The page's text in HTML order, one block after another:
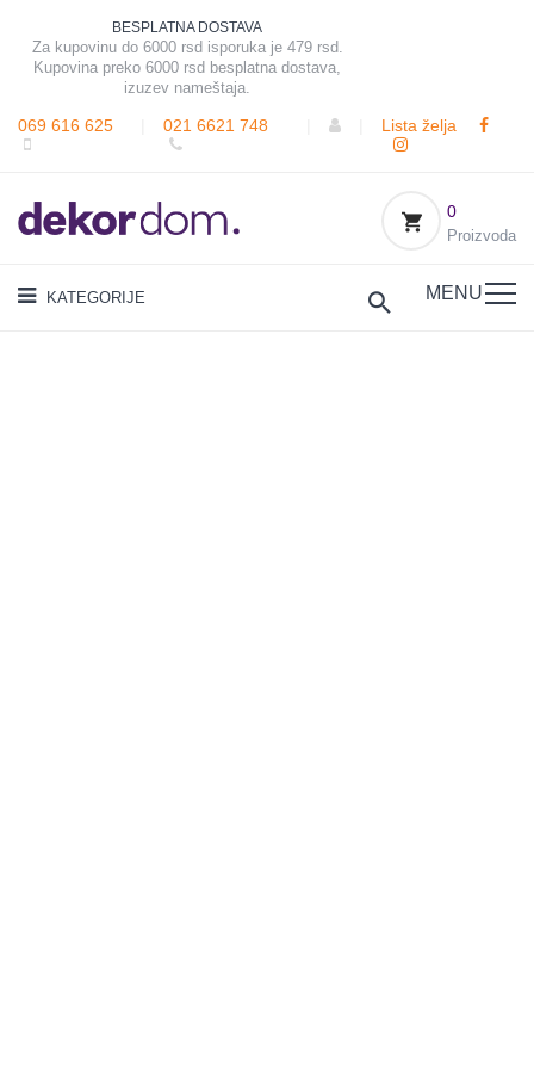
BESPLATNA DOSTAVA
Za kupovinu do 6000 rsd isporuka je 479 rsd.
Kupovina preko 6000 rsd besplatna dostava,
izuzev nameštaja.
069 616 625 021 6621 748 Lista želja
0
Proizvoda
KATEGORIJE MENU